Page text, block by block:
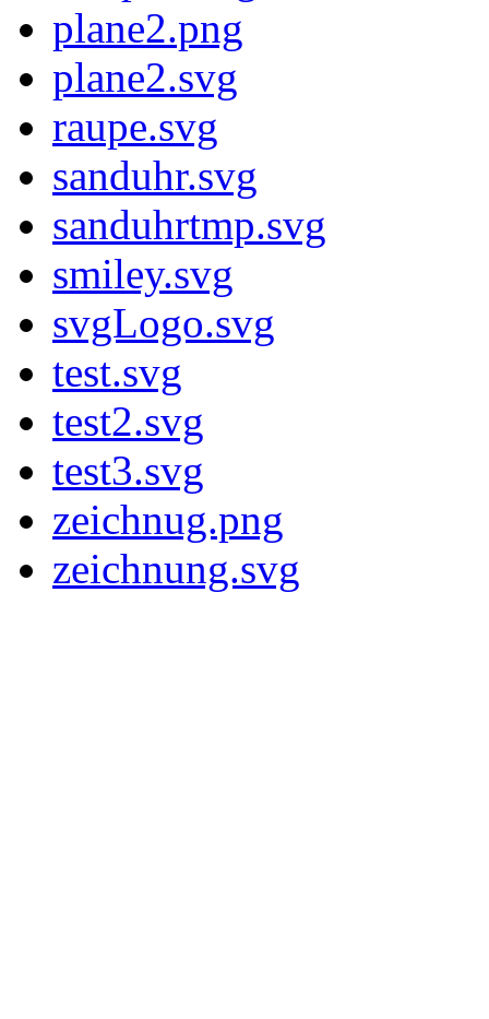
plane2.png
plane2.svg
raupe.svg
sanduhr.svg
sanduhrtmp.svg
smiley.svg
svgLogo.svg
test.svg
test2.svg
test3.svg
zeichnug.png
zeichnung.svg